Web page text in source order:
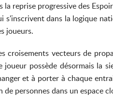
reprise progressive des
dans la logique
joueurs.
vecteurs de
possède désormais la
et à porter à chaque
personnes dans un espace